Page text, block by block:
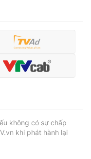
không có sự chấp
khi phát hành lại